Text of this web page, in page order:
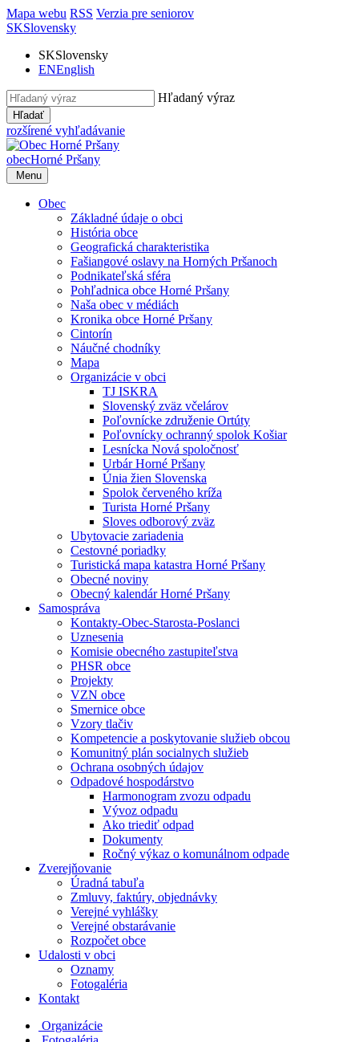
Mapa webu RSS Verzia pre seniorov
SKSlovensky
SKSlovensky
ENEnglish
Hľadaný výraz
Hľadať
rozšírené vyhľadávanie
obecHorné Pršany
Menu
Obec
Základné údaje o obci
História obce
Geografická charakteristika
Fašiangové oslavy na Horných Pršanoch
Podnikateľská sféra
Pohľadnica obce Horné Pršany
Naša obec v médiách
Kronika obce Horné Pršany
Cintorín
Náučné chodníky
Mapa
Organizácie v obci
TJ ISKRA
Slovenský zväz včelárov
Poľovnícke združenie Ortúty
Poľovnícky ochranný spolok Košiar
Lesnícka Nová spoločnosť
Urbár Horné Pršany
Únia žien Slovenska
Spolok červeného kríža
Turista Horné Pršany
Sloves odborový zväz
Ubytovacie zariadenia
Cestovné poriadky
Turistická mapa katastra Horné Pršany
Obecné noviny
Obecný kalendár Horné Pršany
Samospráva
Kontakty-Obec-Starosta-Poslanci
Uznesenia
Komisie obecného zastupiteľstva
PHSR obce
Projekty
VZN obce
Smernice obce
Vzory tlačiv
Kompetencie a poskytovanie služieb obcou
Komunitný plán socialnych služieb
Ochrana osobných údajov
Odpadové hospodárstvo
Harmonogram zvozu odpadu
Vývoz odpadu
Ako triediť odpad
Dokumenty
Ročný výkaz o komunálnom odpade
Zverejňovanie
Úradná tabuľa
Zmluvy, faktúry, objednávky
Verejné vyhlášky
Verejné obstarávanie
Rozpočet obce
Udalosti v obci
Oznamy
Fotogaléria
Kontakt
Organizácie